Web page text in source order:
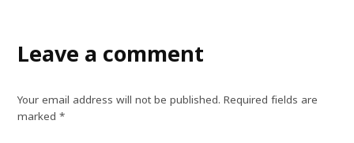
Leave a comment
Your email address will not be published. Required fields are
marked*